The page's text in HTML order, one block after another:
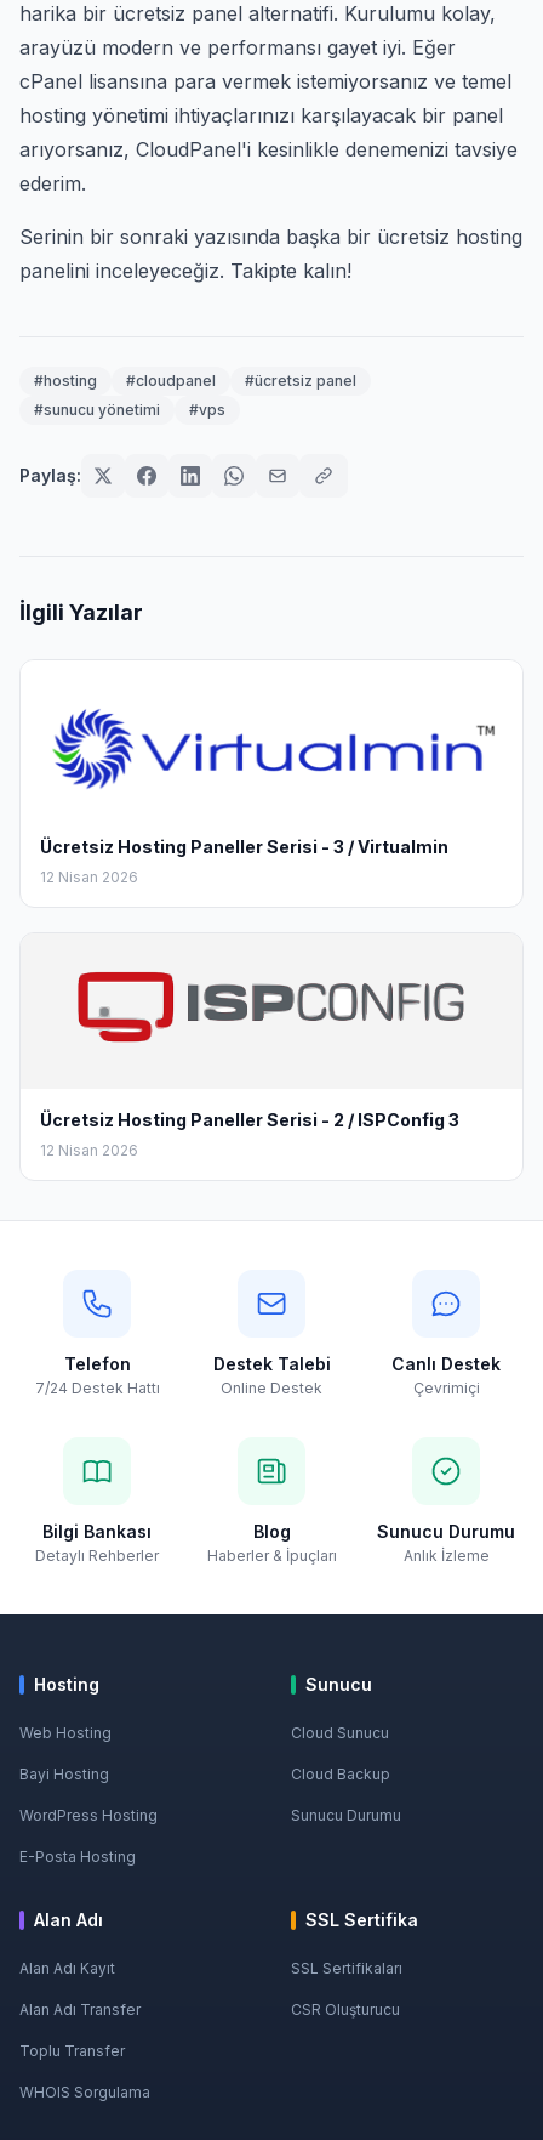
harika bir ücretsiz panel alternatifi. Kurulumu kolay,
arayüzü modern ve performansı gayet iyi. Eğer
cPanel lisansına para vermek istemiyorsanız ve temel
hosting yönetimi ihtiyaçlarınızı karşılayacak bir panel
arıyorsanız, CloudPanel'i kesinlikle denemenizi tavsiye
ederim.
Serinin bir sonraki yazısında başka bir ücretsiz hosting
panelini inceleyeceğiz. Takipte kalın!
#hosting #cloudpanel
#ücretsiz panel
#sunucu yönetimi
#vps
Paylaş:
İlgili Yazılar
Ücretsiz Hosting Paneller Serisi - 3 / Virtualmin
12 Nisan 2026
Ücretsiz Hosting Paneller Serisi - 2 / ISPConfig 3
12 Nisan 2026
Telefon
7/24 Destek Hattı
Destek Talebi
Online Destek
Canlı Destek
Çevrimiçi
Bilgi Bankası
Detaylı Rehberler
Blog
Haberler & İpuçları
Sunucu Durumu
Anlık İzleme
Hosting
Web Hosting
Bayi Hosting
WordPress Hosting
E-Posta Hosting
Sunucu
Cloud Sunucu
Cloud Backup
Sunucu Durumu
Alan Adı
Alan Adı Kayıt
Alan Adı Transfer
Toplu Transfer
WHOIS Sorgulama
SSL Sertifika
SSL Sertifikaları
CSR Oluşturucu